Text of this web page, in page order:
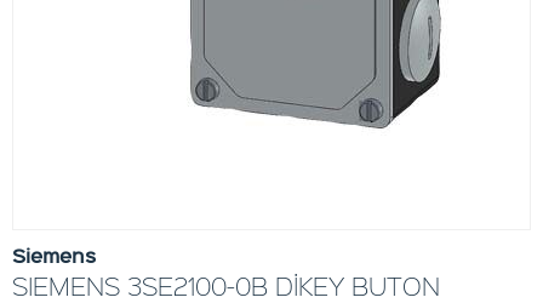
Siemens
SIEMENS 3SE2100-0B DİKEY BUTON